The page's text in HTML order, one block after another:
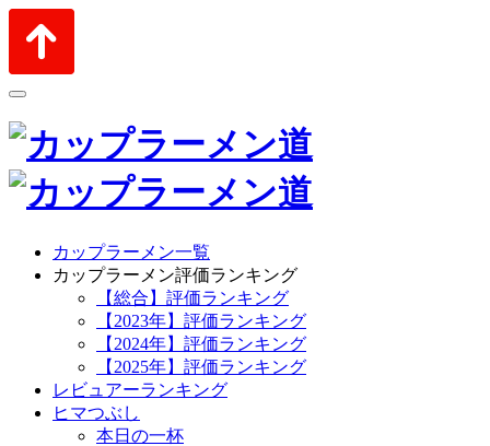
カップラーメン一覧
カップラーメン評価ランキング
【総合】評価ランキング
【2023年】評価ランキング
【2024年】評価ランキング
【2025年】評価ランキング
レビュアーランキング
ヒマつぶし
本日の一杯